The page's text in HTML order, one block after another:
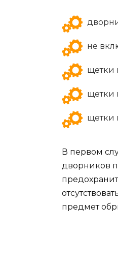
не
щетки
щетки
щетки
В первом
дворников
предмет